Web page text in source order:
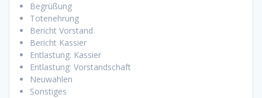
Begrüßung
Totenehrung
Bericht Vorstand
Bericht Kassier
Entlastung: Kassier
Entlastung: Vorstandschaft
Neuwahlen
Sonstiges